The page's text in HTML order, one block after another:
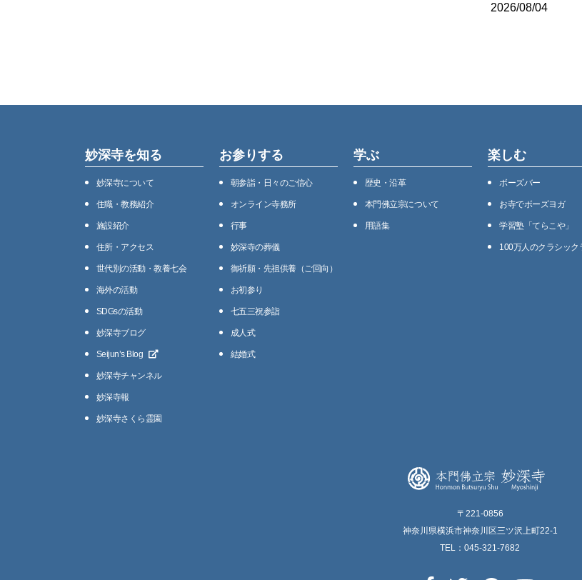
2026/08/04
妙深寺を知る
妙深寺について
住職・教務紹介
施設紹介
住所・アクセス
世代別の活動・教養七会
海外の活動
SDGsの活動
妙深寺ブログ
Seijunʼs Blog
妙深寺チャンネル
妙深寺報
妙深寺さくら霊園
お参りする
朝参詣・日々のご信心
オンライン寺務所
⾏事
妙深寺の葬儀
御祈願・先祖供養（ご回向）
お初参り
七五三祝参詣
成人式
結婚式
学ぶ
歴史・沿⾰
本⾨佛⽴宗について
用語集
楽しむ
ボーズバー
お寺でボーズヨガ
学習塾「てらこや」
100万⼈のクラシック
〒221-0856
神奈川県横浜市神奈川区三ツ沢上町22-1
TEL：045-321-7682